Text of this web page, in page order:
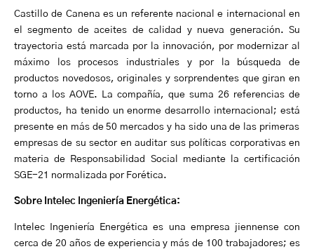
Castillo de Canena es un referente nacional e internacional en
el segmento de aceites de calidad ynueva generación. Su
trayectoria está marcada por la innovación, por modernizar al
máximo los procesos industriales y por la búsqueda de
productos novedosos, originales y sorprendentes que giran en
torno a los AOVE. La compañía, que suma 26 referencias de
productos, ha tenido un enorme desarrollo internacional; está
presente en más de 50 mercados y ha sido una de las primeras
empresas de su sector en auditar sus políticas corporativas en
materia de Responsabilidad Social mediante la certificación
SGE-21 normalizada por Forética.
Sobre Intelec Ingeniería Energética:
Intelec Ingeniería Energética es una empresa jiennense con
cerca de20 años de experiencia y más de 100 trabajadores; es